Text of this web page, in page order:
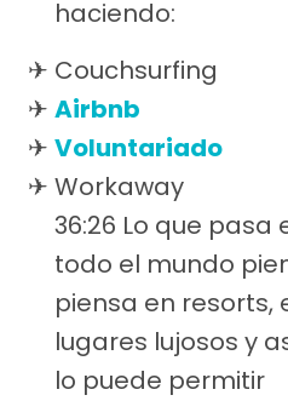
haciendo:
Couchsurfing
Airbnb
Voluntariado
Workaway
36:26 Lo que pasa
todo el mundo
piensa en resorts,
lugares lujosos y
lo puede permitir